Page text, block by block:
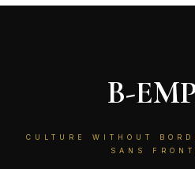
B-
CULTURE WITHOUT
SANS